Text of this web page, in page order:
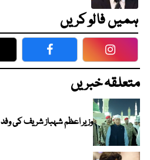
ہمیں فالو کریں
Facebook
متعلقہ خبریں
وزیر اعظم شہباز شریف کی